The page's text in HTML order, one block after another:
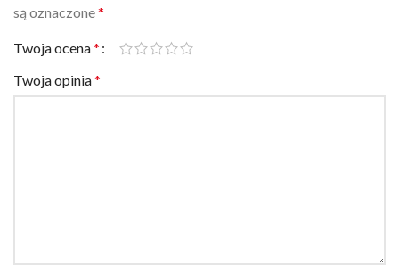
Twoja ocena
Twoja opinia
Nazwa